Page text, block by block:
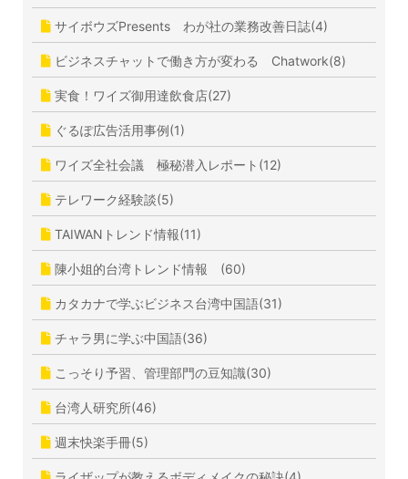
サイボウズPresents わが社の業務改善日誌(4)
ビジネスチャットで働き方が変わる Chatwork(8)
実食！ワイズ御用達飲食店(27)
ぐるぽ広告活用事例(1)
ワイズ全社会議 極秘潜入レポート(12)
テレワーク経験談(5)
TAIWANトレンド情報(11)
陳小姐的台湾トレンド情報 (60)
カタカナで学ぶビジネス台湾中国語(31)
チャラ男に学ぶ中国語(36)
こっそり予習、管理部門の豆知識(30)
台湾人研究所(46)
週末快楽手冊(5)